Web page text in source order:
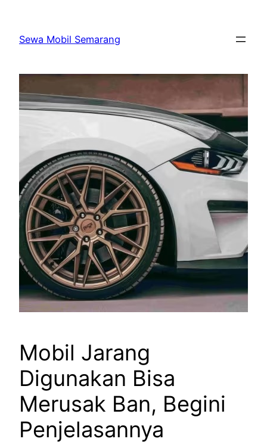
content
Sewa Mobil Semarang
Mobil Jarang
Digunakan Bisa
Merusak Ban, Begini
Penjelasannya